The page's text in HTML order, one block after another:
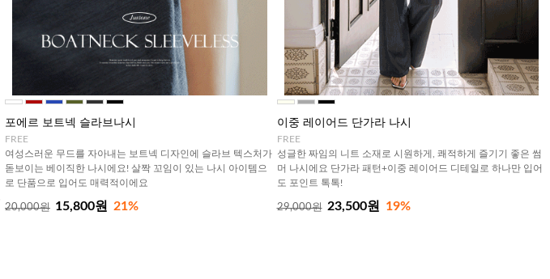
포에르 보트넥 슬라브나시
FREE
여성스러운 무드를 자아내는 보트넥 디자인에 슬라브 텍스처가
돋보이는 베이직한 나시에요! 살짝 꼬임이 있는 나시 아이템으
로 단품으로 입어도 매력적이에요
20,000원 15,800원 21%
이중 레이어드 단가라 나시
FREE
성글한 짜임의 니트 소재로 시원하게, 쾌적하게 즐기기 좋은 썸
머 나시에요 단가라 패턴+이중 레이어드 디테일로 하나만 입어
도 포인트 톡톡!
29,000원 23,500원 19%